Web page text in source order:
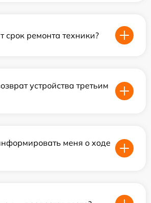
срок ремонта техники?
устройства третьим
меня о ходе